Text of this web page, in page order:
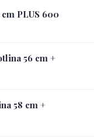
PLUS 600
56 cm +
58 cm +